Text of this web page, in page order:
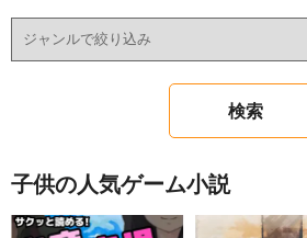
子供の人気ゲーム小説